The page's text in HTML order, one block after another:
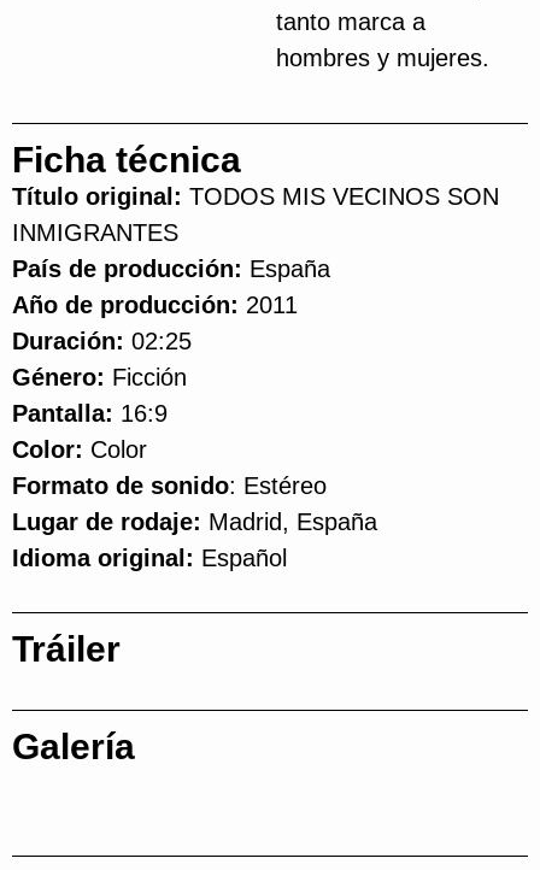
tanto marca a
hombres y mujeres.
Ficha técnica
Título original: TODOS MIS VECINOS SON
INMIGRANTES
País de producción: España
Año de producción: 2011
Duración: 02:25
Género: Ficción
Pantalla: 16:9
Color: Color
Formato de sonido: Estéreo
Lugar de rodaje: Madrid, España
Idioma original: Español
Tráiler
Galería